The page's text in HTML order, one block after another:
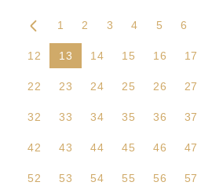
1 2 3 4 5 6
12 13 14 15 16 17
22 23 24 25 26 27
32 33 34 35 36 37
42 43 44 45 46 47
52 53 54 55 56 57